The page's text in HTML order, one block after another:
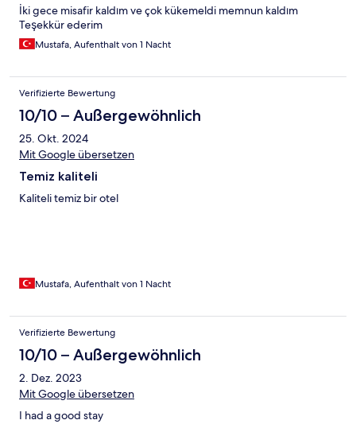
İki gece misafir kaldım ve çok kükemeldi memnun kaldım
Teşekkür ederim
Mustafa, Aufenthalt von 1 Nacht
Verifizierte Bewertung
10/10 – Außergewöhnlich
25. Okt. 2024
Mit Google übersetzen
Temiz kaliteli
Kaliteli temiz bir otel
Mustafa, Aufenthalt von 1 Nacht
Verifizierte Bewertung
10/10 – Außergewöhnlich
2. Dez. 2023
Mit Google übersetzen
I had a good stay